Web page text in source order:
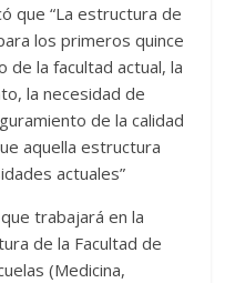
que “La estructura de
los primeros quince
de la facultad actual, la
la necesidad de
de la calidad
aquella estructura
actuales”
trabajará en la
de la Facultad de
(Medicina,